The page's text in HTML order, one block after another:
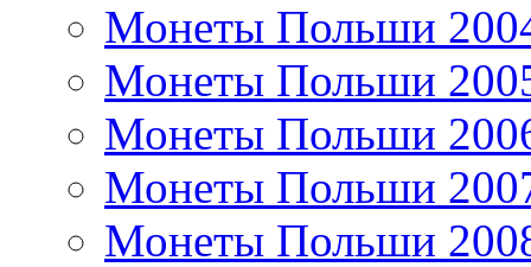
Монеты Польши
Монеты Польши
Монеты Польши
Монеты Польши
Монеты Польши